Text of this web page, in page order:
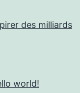
des milliards
world!